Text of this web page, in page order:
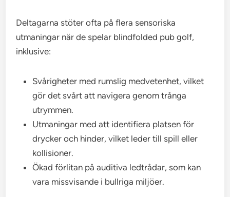
Deltagarna stöter ofta på flera sensoriska
utmaningar när de spelar blindfolded pub golf,
inklusive:
Svårigheter med rumslig medvetenhet, vilket
gör det svårt att navigera genom trånga
utrymmen.
Utmaningar med att identifiera platsen för
drycker och hinder, vilket leder till spill eller
kollisioner.
Ökad förlitan på auditiva ledtrådar, som kan
vara missvisande i bullriga miljöer.